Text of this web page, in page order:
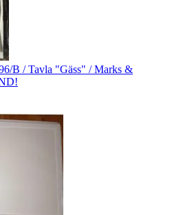
B / Tavla "Gäss" / Marks &